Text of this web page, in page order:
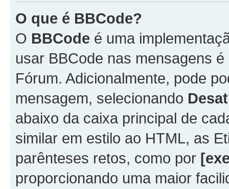
O que é BBCode?
O BBCode é uma
usar BBCode nas mensagens
Fórum. Adicionalmente, pode
mensagem, selecionando
abaixo da caixa principal de
similar em estilo ao HTML, as
parênteses retos, como por
proporcionando uma maior